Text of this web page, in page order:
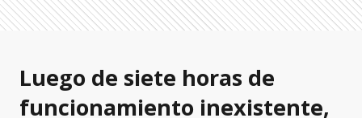
Luego de siete horas de
funcionamiento inexistente,